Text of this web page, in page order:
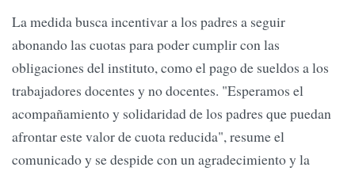
La medida busca incentivar a los padres a seguir
abonando las cuotas para poder cumplir con las
obligaciones del instituto, como el pago de sueldos a los
trabajadores docentes y no docentes. "Esperamos el
acompañamiento y solidaridad de los padres que puedan
afrontar este valor de cuota reducida", resume el
comunicado y se despide con un agradecimiento y la